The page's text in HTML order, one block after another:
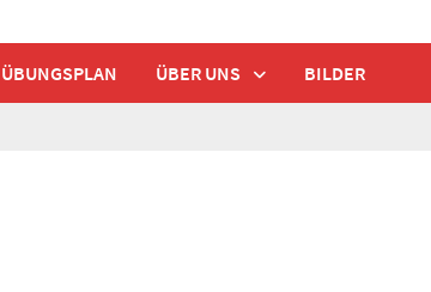
ÜBUNGSPLAN ÜBER UNS BILDER